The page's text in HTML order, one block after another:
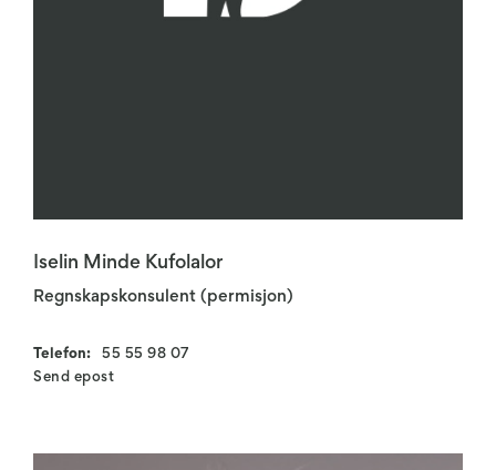
Iselin Minde Kufolalor
Regnskapskonsulent (permisjon)
Telefon:
55 55 98 07
Send epost